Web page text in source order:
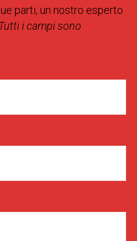
parti, un nostro esperto
i campi sono